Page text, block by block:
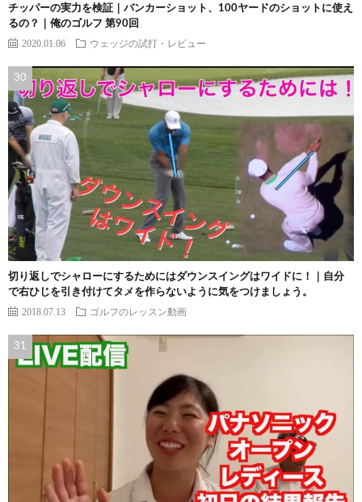
チッパーの実力を検証｜バンカーショット、100ヤードのショットに使え
るの？｜俺のゴルフ 第90回
2020.01.06 ウェッジの試打・レビュー
切り返しでシャローにするためにはダウンスイングはワイドに！｜自分
で右ひじを引き付けてタメを作らないように気をつけましょう。
2018.07.13 ゴルフのレッスン動画